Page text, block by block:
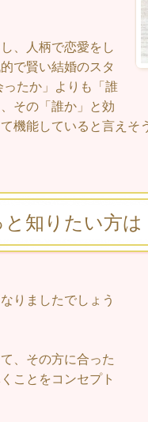
、人柄で恋愛をし
で賢い結婚のスタ
たか」よりも「誰
その「誰か」と効
機能していると言えそ
と知りたい方は
りましたでしょう
、その方に合った
ことをコンセプト